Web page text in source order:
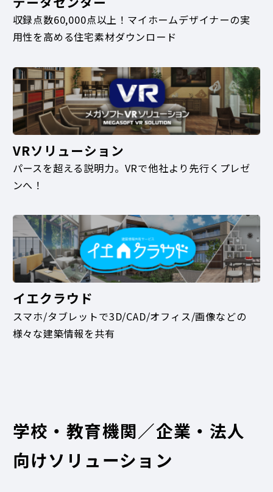
収録点数60,000点以上！マイホームデザイナーの実
用性を高める住宅素材ダウンロード
VRソリューション
パースを超える説明力。VRで他社より先行くプレゼ
ンへ！
イエクラウド
スマホ/タブレットで3D/CAD/オフィス/画像などの
様々な建築情報を共有
学校・教育機関／企業・法人
向けソリューション